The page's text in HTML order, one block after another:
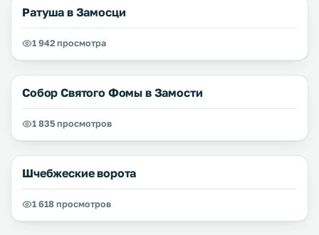
Ратуша в Замосци
1 942 просмотра
Собор Святого Фомы в Замости
1 835 просмотров
Шчебжеские ворота
1 618 просмотров